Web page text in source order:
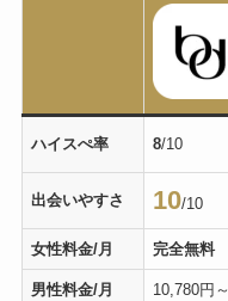
ハイスぺ率 8/10
出会いやすさ 10/10
女性料金/月 完全無料
男性料金/月 10,780円～